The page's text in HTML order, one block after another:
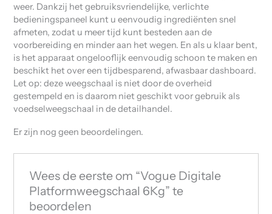
weer. Dankzij het gebruiksvriendelijke, verlichte
bedieningspaneel kunt u eenvoudig ingrediënten snel
afmeten, zodat u meer tijd kunt besteden aan de
voorbereiding en minder aan het wegen. En als u klaar bent,
is het apparaat ongelooflijk eenvoudig schoon te maken en
beschikt het over een tijdbesparend, afwasbaar dashboard.
Let op: deze weegschaal is niet door de overheid
gestempeld en is daarom niet geschikt voor gebruik als
voedselweegschaal in de detailhandel.
Er zijn nog geen beoordelingen.
Wees de eerste om “Vogue Digitale
Platformweegschaal 6Kg” te
beoordelen